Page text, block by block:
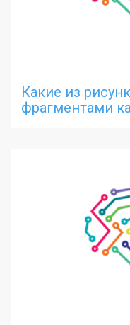
Какие из
фрагментами